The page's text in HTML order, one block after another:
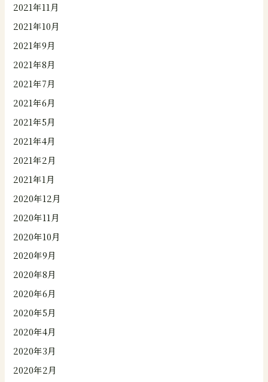
2021年11月
2021年10月
2021年9月
2021年8月
2021年7月
2021年6月
2021年5月
2021年4月
2021年2月
2021年1月
2020年12月
2020年11月
2020年10月
2020年9月
2020年8月
2020年6月
2020年5月
2020年4月
2020年3月
2020年2月